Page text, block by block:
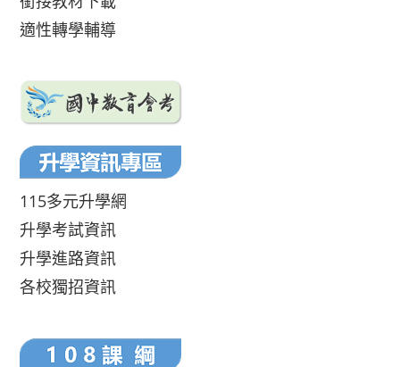
適性轉學輔導
115多元升學網
升學考試資訊
升學進路資訊
各校獨招資訊